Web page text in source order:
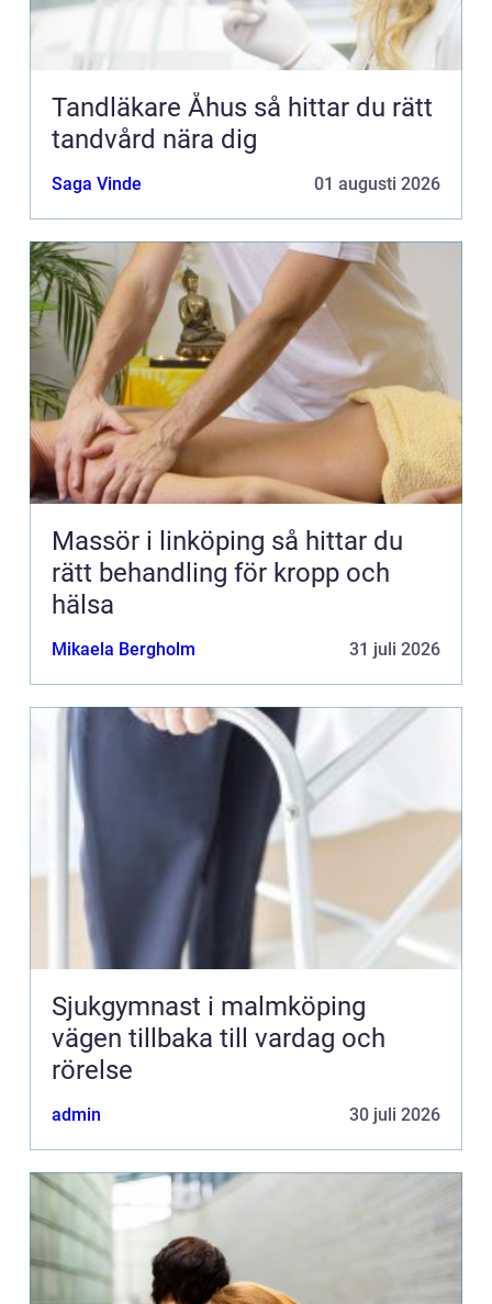
Tandläkare Åhus så hittar du rätt
tandvård nära dig
Saga Vinde 01 augusti 2026
Massör i linköping så hittar du
rätt behandling för kropp och
hälsa
Mikaela Bergholm 31 juli 2026
Sjukgymnast i malmköping
vägen tillbaka till vardag och
rörelse
admin 30 juli 2026